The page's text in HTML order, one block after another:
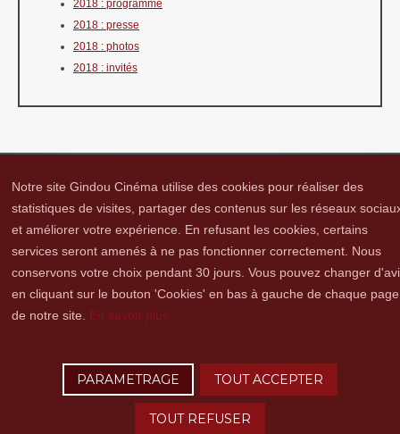
2018 : programme
2018 : presse
2018 : photos
2018 : invités
Gindou Cinéma Contacts Lettre d'infos Réseaux sociaux Partenaires
Vidéothèque Hommage à Guy Cavagnac Mentions Légales
Copyright © 2016 Gindou Cinéma | Gindou Cinéma -Le Bourg - 46250 Gindou |
Lyncee, Infographie: PAO, Multimédia & Web Design
Notre site Gindou Cinéma utilise des cookies pour réaliser des
statistiques de visites, partager des contenus sur les réseaux
et améliorer votre expérience. En refusant les cookies, certains
services seront amenés à ne pas fonctionner correctement. Nous
conservons votre choix pendant 30 jours. Vous pouvez changer
en cliquant sur le bouton 'Cookies' en bas à gauche de chaque page
de notre site. En savoir plus
PARAMETRAGE TOUT ACCEPTER
TOUT REFUSER